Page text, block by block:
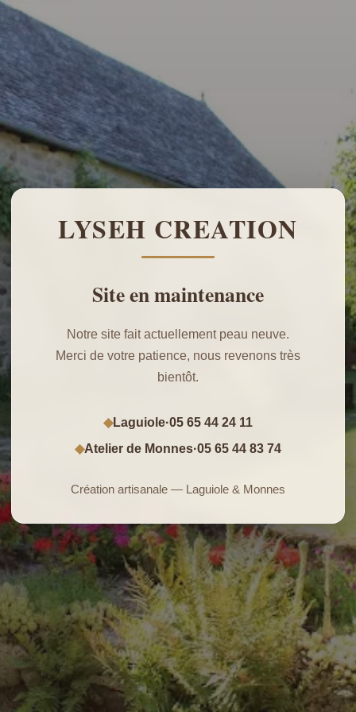
LYSEH CREATION
Site en maintenance
Notre site fait actuellement peau neuve.
Merci de votre patience, nous revenons très
bientôt.
◆Laguiole·05 65 44 24 11
◆Atelier de Monnes·05 65 44 83 74
Création artisanale — Laguiole & Monnes